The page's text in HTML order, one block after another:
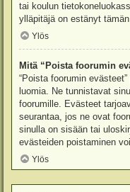
tai koulun
ylläpitäjä on estänyt
Ylös
Mitä “Poista foorumin
“Poista foorumin
luomia. Ne tunnistavat
foorumille. Evästeet
seurantaa, jos ne ovat
sinulla on sisään tai
evästeiden poistaminen
Ylös